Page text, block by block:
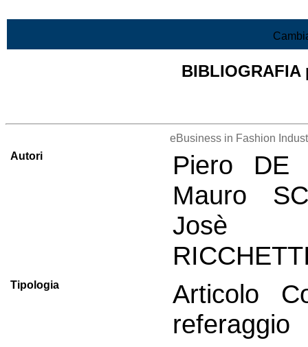
eBusiness in Fashion
Autori
Piero DE
Mauro
Josè
Tipologia
Articolo
referaggio